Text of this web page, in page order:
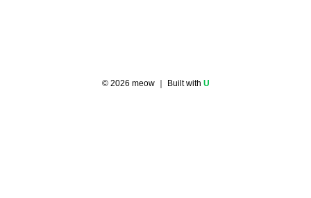
© 2026 meow｜ Built with U